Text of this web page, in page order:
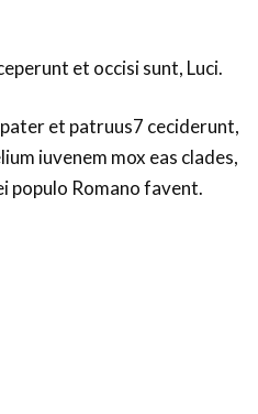
et occisi sunt, Luci.
et patruus7 ceciderunt,
iuvenem mox eas clades,
populo Romano favent.